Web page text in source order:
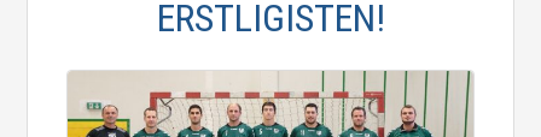
ERSTLIGISTEN!